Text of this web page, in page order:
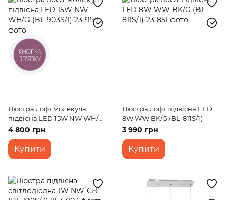
Люстра лофт молекула
підвісна LED 15W NW WH/G
(BL-903S/1)
4 800 грн
Купити
Люстра лофт підвісна LED
8W WW BK/G (BL-811S/1)
3 990 грн
Купити
КНОПКА
ЗВ'ЯЗКУ